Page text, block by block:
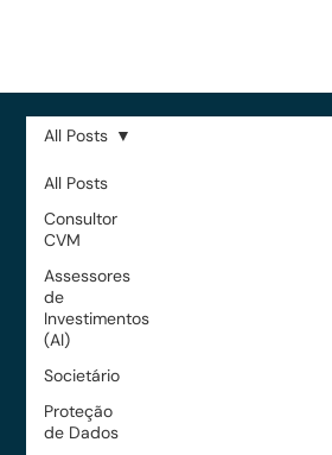
All Posts
Consultor
CVM
Assessores
de
Investimentos
(AI)
Societário
Proteção
de Dados
All Posts